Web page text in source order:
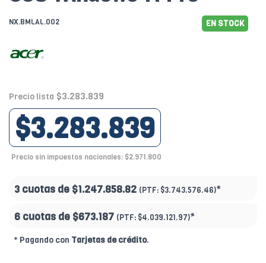
NX.BMLAL.002 EN STOCK
Precio lista $3.283.839
$3.283.839
Precio sin impuestos nacionales: $2.971.800
3 cuotas de $1.247.858.82 (PTF: $3.743.576.46)*
6 cuotas de $673.187 (PTF: $4.039.121.97)*
* Pagando con Tarjetas de crédito.